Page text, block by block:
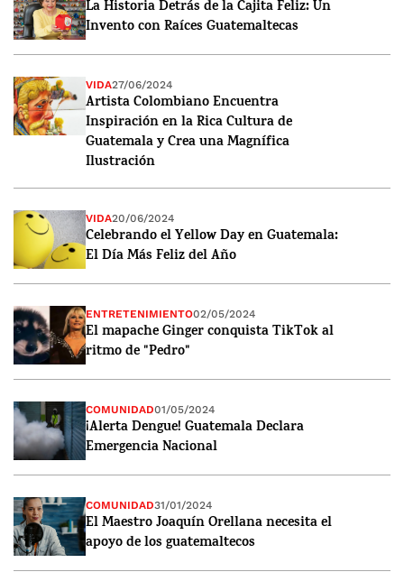
La Historia Detrás de la Cajita Feliz: Un
Invento con Raíces Guatemaltecas
VIDA27/06/2024
Artista Colombiano Encuentra
Inspiración en la Rica Cultura de
Guatemala y Crea una Magnífica
Ilustración
VIDA20/06/2024
Celebrando el Yellow Day en Guatemala:
El Día Más Feliz del Año
ENTRETENIMIENTO02/05/2024
El mapache Ginger conquista TikTok al
ritmo de "Pedro"
COMUNIDAD01/05/2024
¡Alerta Dengue! Guatemala Declara
Emergencia Nacional
COMUNIDAD31/01/2024
El Maestro Joaquín Orellana necesita el
apoyo de los guatemaltecos